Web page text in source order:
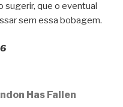
que o eventual
sem essa bobagem.
Has Fallen